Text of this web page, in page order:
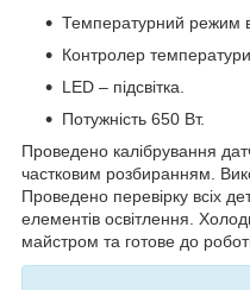
Температурний режим
Контролер
LED – підсвітка.
Потужність 650 Вт.
Проведено калібрування
частковим розбиранням.
Проведено перевірку всіх
елементів освітлення.
майстром та готове до